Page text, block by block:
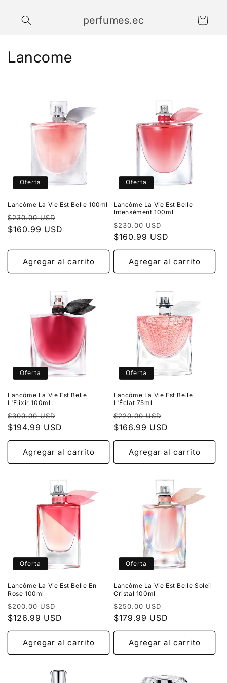
al contenido
perfumes.ec Carrito
C
ó
n
:
Lancome
Oferta
Lancôme La Vie Est Belle 100ml
Precio
habitual
$230.00 USD
de
$160.99 USD
Agregar al carrito
Oferta
Lancôme La Vie Est Belle
Intensément 100ml
Precio
habitual
$230.00 USD
de
oferta
$160.99 USD
Agregar al carrito
Oferta
Lancôme La Vie Est Belle
L'Elixir 100ml
Precio
habitual
$300.00 USD
de
oferta
$194.99 USD
Agregar al carrito
Oferta
Lancôme La Vie Est Belle
L'Éclat 75ml
Precio
habitual
$220.00 USD
de
oferta
$166.99 USD
Agregar al carrito
Oferta
Lancôme La Vie Est Belle En
Rose 100ml
Precio
habitual
$200.00 USD
de
oferta
$126.99 USD
Agregar al carrito
Oferta
Lancôme La Vie Est Belle Soleil
Cristal 100ml
Precio
habitual
$250.00 USD
de
oferta
$179.99 USD
Agregar al carrito